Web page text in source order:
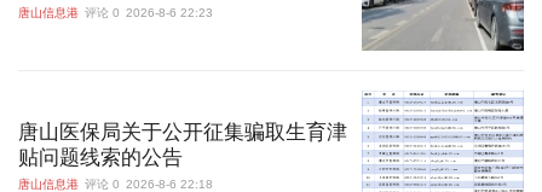
唐山信息港 评论 0 2026-8-6 22:23
唐山医保局关于公开征集骗取生育津
贴问题线索的公告
唐山信息港 评论 0 2026-8-6 22:18